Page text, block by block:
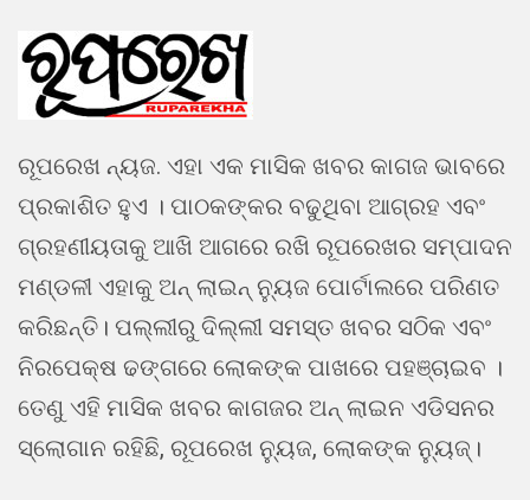
ରୂପରେଖ ନ୍ୟଜ. ଏହା ଏକ ମାସିକ ଖବର କାଗଜ ଭାବରେ
ପ୍ରକାଶିତ ହୁଏ । ପାଠକଙ୍କର ବଢୁଥିବା ଆଗ୍ରହ ଏବଂ
ଗ୍ରହଣୀୟତାକୁ ଆଖି ଆଗରେ ରଖି ରୂପରେଖର ସମ୍ପାଦନ
ମଣ୍ଡଳୀ ଏହାକୁ ଅନ୍ ଲାଇନ୍ ନ୍ୟୁଜ ପୋର୍ଟାଲରେ ପରିଣତ
କରିଛନ୍ତି। ପଲ୍ଲୀରୁ ଦିଲ୍ଲୀ ସମସ୍ତ ଖବର ସଠିକ ଏବଂ
ନିରପେକ୍ଷ ଢଙ୍ଗରେ ଲୋକଙ୍କ ପାଖରେ ପହଞ୍ଚାଇବ ।
ତେଣୁ ଏହି ମାସିକ ଖବର କାଗଜର ଅନ୍ ଲାଇନ ଏଡିସନର
ସ୍ଲୋଗାନ ରହିଛି, ରୂପରେଖ ନ୍ୟୁଜ, ଲୋକଙ୍କ ନ୍ୟୁଜ୍।